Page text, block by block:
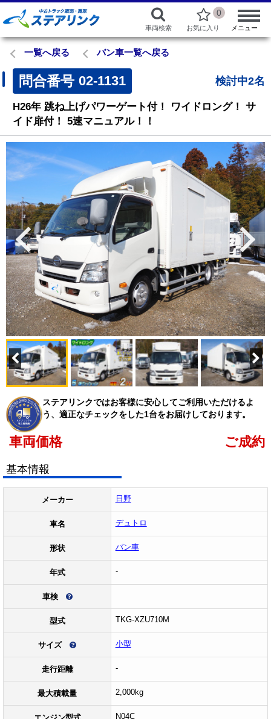
車両検索
0
お気に入り メニュー
一覧へ戻る バン車一覧へ戻る
問合番号 02-1131 検討中2名
H26年 跳ね上げパワーゲート付！ ワイドロング！
サ
イド扉付！
5速マニュアル！！
ステアリンクではお客様に安心してご利用いただけるよ
う、適正なチェックをした1台をお届けしております。
車両価格 ご成約
基本情報
メーカー 日野
車名 デュトロ
形状 バン車
年式 -
車検
型式 TKG-XZU710M
サイズ 小型
走行距離 -
最大積載量 2,000kg
N04C